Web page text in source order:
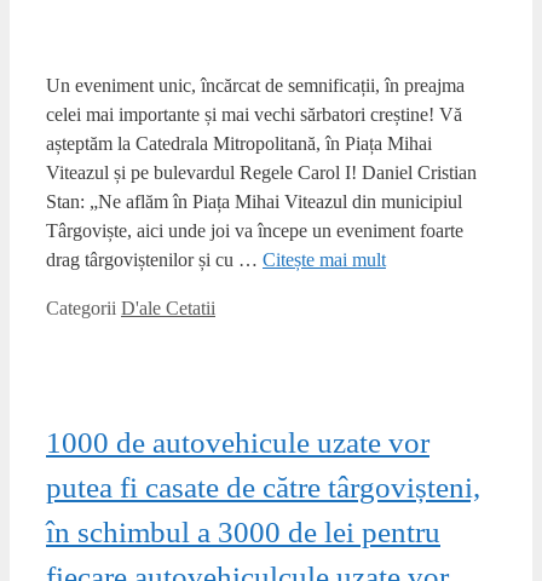
Un eveniment unic, încărcat de semnificații, în preajma
celei mai importante și mai vechi sărbatori creștine! Vă
așteptăm la Catedrala Mitropolitană, în Piața Mihai
Viteazul și pe bulevardul Regele Carol I! Daniel Cristian
Stan: „Ne aflăm în Piața Mihai Viteazul din municipiul
Târgoviște, aici unde joi va începe un eveniment foarte
drag târgoviștenilor și cu … Citește mai mult
Categorii D'ale Cetatii
1000 de autovehicule uzate vor
putea fi casate de către târgovișteni,
în schimbul a 3000 de lei pentru